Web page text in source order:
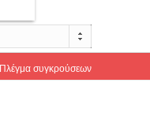
Πλέγμα συγκρούσεων